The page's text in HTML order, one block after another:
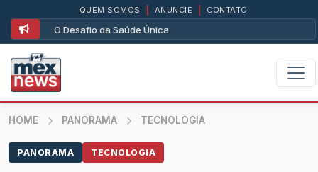
O Desafio da Saúde Única
QUEM SOMOS ANUNCIE CONTATO
HOME PANORAMA TECNOLOGIA
PANORAMA TECNOLOGIA